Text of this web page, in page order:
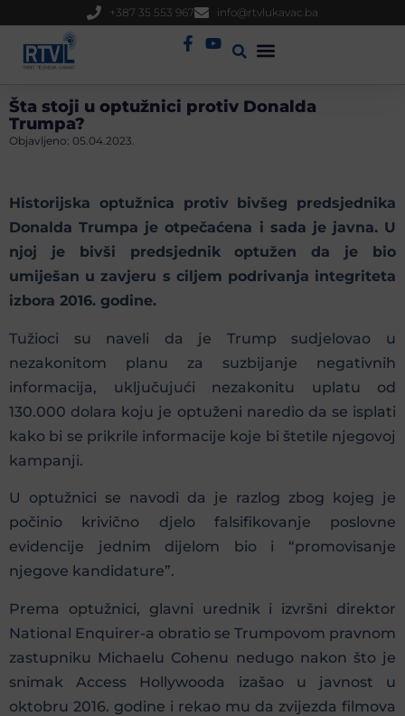
+387 35 553 967 info@rtvlukavac.ba
Šta stoji u optužnici protiv Donalda
Trumpa?
Objavljeno: 05.04.2023.
Historijska optužnica protiv bivšeg predsjednika
Donalda Trumpa je otpečaćena i sada je javna. U
njoj je bivši predsjednik optužen da je bio
umiješan u zavjeru s ciljem podrivanja integriteta
izbora 2016. godine.
Tužioci su naveli da je Trump sudjelovao u
nezakonitom planu za suzbijanje negativnih
informacija, uključujući nezakonitu uplatu od
130.000 dolara koju je optuženi naredio da se isplati
kako bi se prikrile informacije koje bi štetile njegovoj
kampanji.
U optužnici se navodi da je razlog zbog kojeg je
počinio krivično djelo falsifikovanje poslovne
evidencije jednim dijelom bio i “promovisanje
njegove kandidature”.
Prema optužnici, glavni urednik i izvršni direktor
National Enquirer-a obratio se Trumpovom pravnom
zastupniku Michaelu Cohenu nedugo nakon što je
snimak Access Hollywooda izašao u javnost u
oktobru 2016. godine i rekao mu da zvijezda filmova